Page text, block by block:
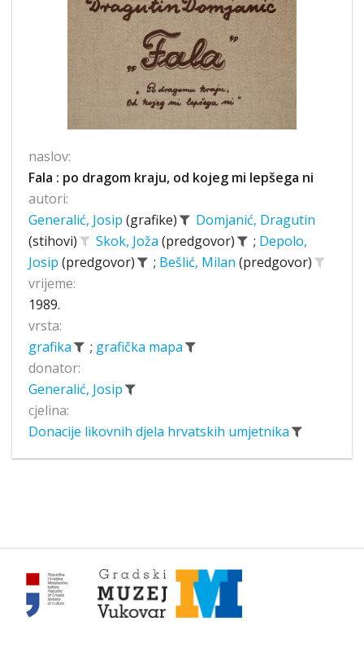
naslov:
Fala : po dragom kraju, od kojeg mi lepšega ni
autori:
Generalić, Josip (grafike)
Domjanić, Dragutin
(stihovi)
Skok, Joža (predgovor) ; Depolo,
Josip (predgovor) ; Bešlić, Milan (predgovor)
vrijeme:
1989.
vrsta:
grafika
; grafička mapa
donator:
Generalić, Josip
cjelina:
Donacije likovnih djela hrvatskih umjetnika